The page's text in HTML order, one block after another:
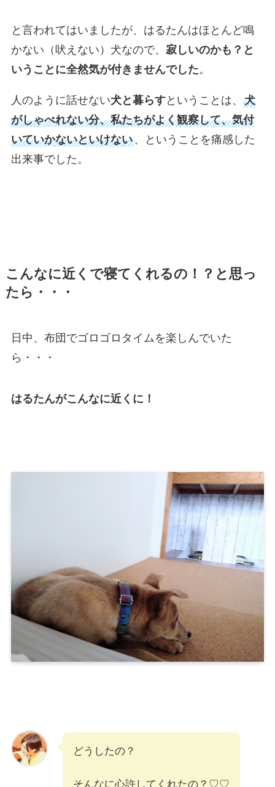
と言われてはいましたが、はるたんはほとんど鳴
かない（吠えない）犬なので、 寂しいのかも？と
いうことに全然気が付きませんでした。
人のように話せない犬と暮らすということは、 犬
がしゃべれない分、私たちがよく観察して、気付
いていかないといけない、ということを痛感した
出来事でした。
こんなに近くで寝てくれるの！？と思っ
たら・・・
日中、布団でゴロゴロタイムを楽しんでいた
ら・・・
はるたんがこんなに近くに！
どうしたの？
そんなに心許してくれたの？♡♡